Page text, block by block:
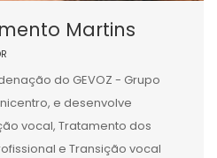
Martins
do GEVOZ - Grupo
e desenvolve
vocal, Tratamento dos
e Transição vocal